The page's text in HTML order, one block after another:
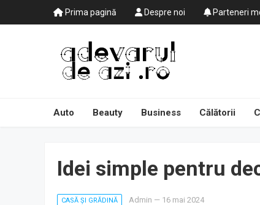
Prima pagină Despre noi Parteneri
Auto Beauty Business Călătorii
Idei simple pentru
CASĂ ȘI GRĂDINĂ Admin — 16 mai 2024